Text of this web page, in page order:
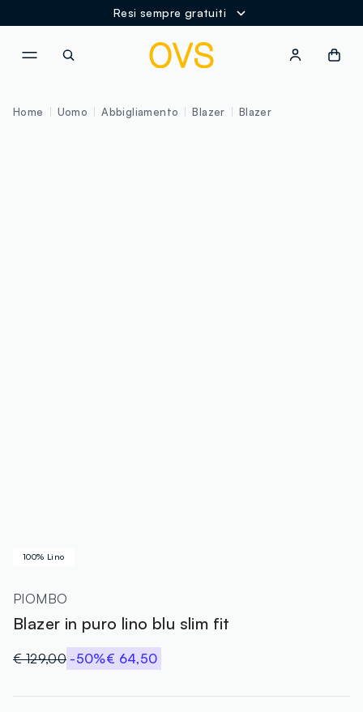
Resi sempre gratuiti
100% Lino
Home Uomo Abbigliamento Blazer Blazer
PIOMBO
Blazer in puro lino blu slim fit
€ 129,00 -50%€ 64,50